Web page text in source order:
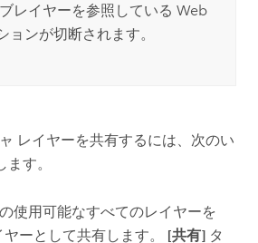
レイヤーを参照している Web
ョンが切断されます。
レイヤーを共有するには、次のい
す。
使用可能なすべてのレイヤーを
ーとして共有します。 [共有] タ